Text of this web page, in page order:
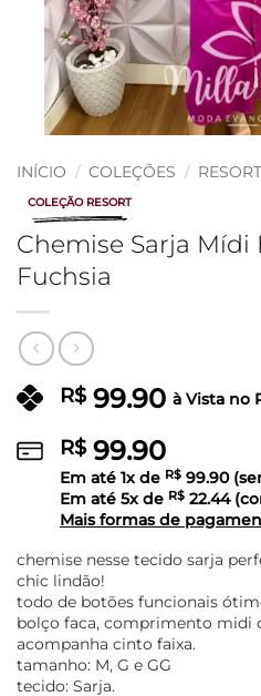
INÍCIO / COLEÇÕES / RESORT
COLEÇÃO RESORT
Chemise Sarja Mídi
Fuchsia
R$99.90 à Vista no
R$99.90
Em até 1x de R$ 99.90
Em até 5x de R$ 22.44
Mais formas de
chemise nesse tecido sarja
chic lindão!
todo de botões funcionais
bolço faca, comprimento midi
acompanha cinto faixa.
tamanho: M, G e GG
tecido: Sarja.